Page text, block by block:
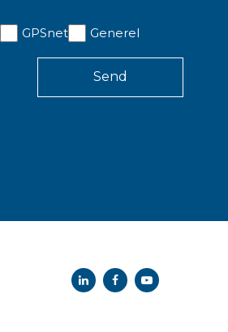
GPSnet Generel